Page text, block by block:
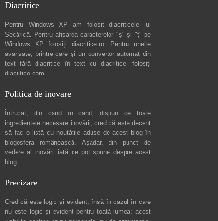
Diacritice
Pentru Windows XP am folosit diacriticele lui
Secărică. Pentru afișarea caracterelor "ș" și "ț" pe
Windows XP folosiți diacritice.ro. Pentru unelte
avansate, printre care și un convertor automat din
text fără diacritice în text cu diacritice, folosiți
diacritice.com.
Politica de inovare
Întrucât, din când în când, dispun de toate
ingredientele necesare inovării, cred că este decent
să fac o listă cu noutățile aduse de acest blog în
blogosfera românească. Așadar, din punct de
vedere al inovării iată ce pot spune despre acest
blog.
Precizare
Cred că este logic și evident, însă în cazul în care
nu este logic și evident pentru toată lumea: acest